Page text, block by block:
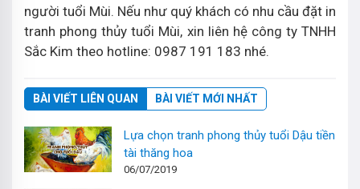
người tuổi Mùi. Nếu như quý khách có nhu cầu đặt in
tranh phong thủy tuổi Mùi, xin liên hệ công ty TNHH
Sắc Kim theo hotline: 0987 191 183 nhé.
BÀI VIẾT LIÊN QUAN BÀI VIẾT MỚI NHẤT
Lựa chọn tranh phong thủy tuổi Dậu tiền
tài thăng hoa
06/07/2019